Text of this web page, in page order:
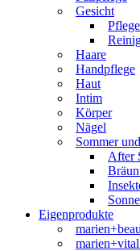
Gesicht
Pflege
Haare
Handpflege
Haut
Intim
Körper
Nägel
Sommer
After
Eigenprodukte